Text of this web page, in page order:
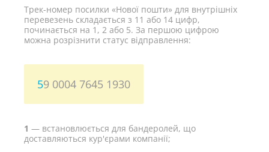
Трек-номер посилки «Нової пошти» для внутрішніх
перевезень складається з 11 або 14 цифр,
починається на 1, 2 або 5. За першою цифрою
можна розрізнити статус відправлення:
59 0004 7645 1930
1 — встановлюється для бандеролей, що
доставляються кур'єрами компанії;